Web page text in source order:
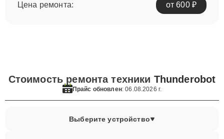
Цена ремонта:
от 600 ₽
Стоимость ремонта техники Thunderobot
Прайс обновлен: 06.08.2026 г.
Выберите устройство